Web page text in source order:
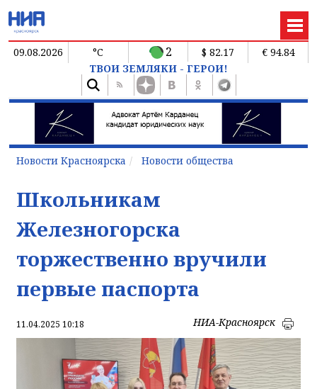
09.08.2026 °C 2 $ 82.17
€ 94.84
ТВОИ ЗЕМЛЯКИ - ГЕРОИ!
Новости Красноярска Новости общества
Школьникам
Железногорска
торжественно вручили
первые паспорта
11.04.2025 10:18 НИА-Красноярск